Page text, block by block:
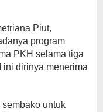
Piut,
program
PKH selama tiga
ini dirinya menerima
untuk